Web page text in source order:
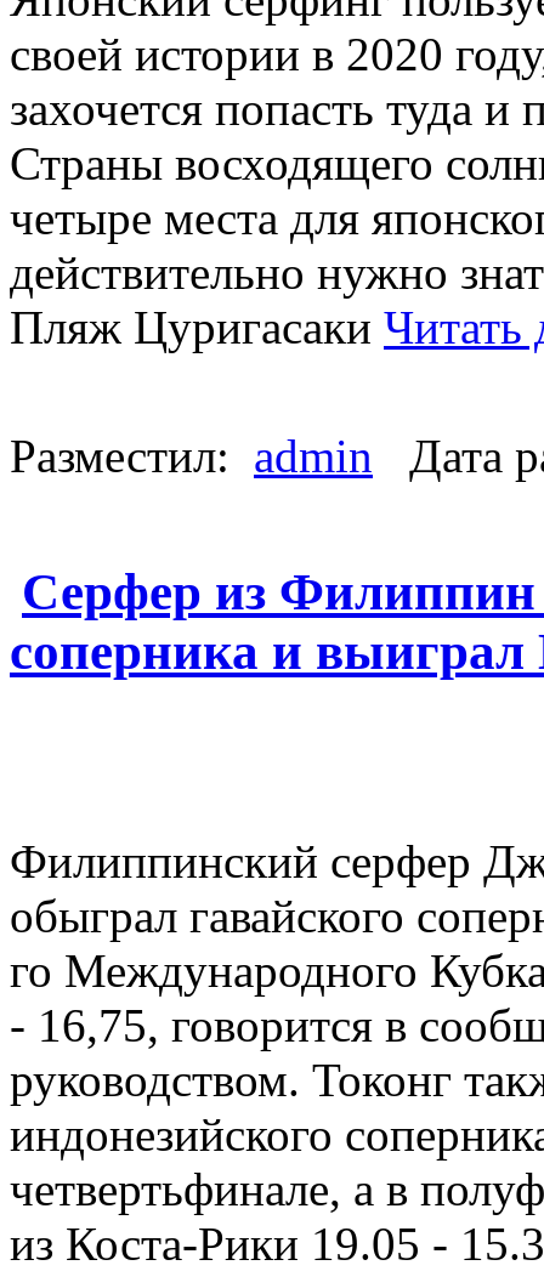
своей истории в 2020
захочется попасть туда
Страны восходящего
четыре места для
действительно нужно
Пляж Цуригасаки Читать
Разместил: admin Дата
Серфер из Филиппин
соперника и
Филиппинский серфер
обыграл гавайского
го Международного
- 16,75, говорится в
руководством. Токонг
индонезийского
четвертьфинале, а в
из Коста-Рики 19.05 -